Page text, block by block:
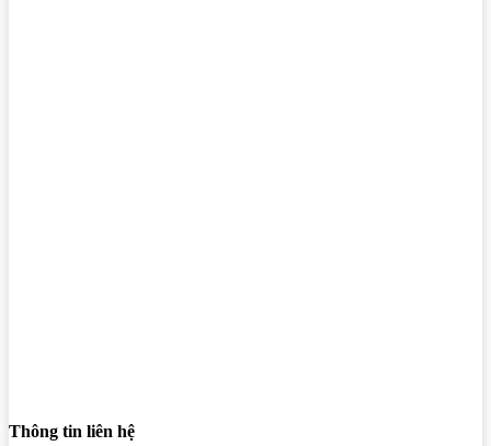
Thông tin liên hệ